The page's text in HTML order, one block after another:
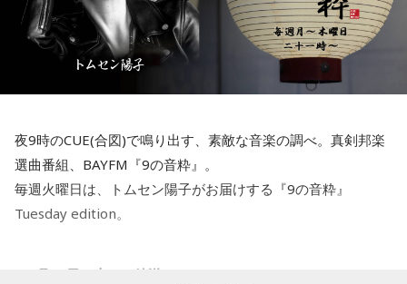
甲斐みのりさんの新著「おやつがあれば、だいたいだいじょ
◆包み紙に宿る、日常の「ときめき」
甲斐さんにとって、お菓子の包み紙は単なる包装資材ではあ
りません。「世界を見ても、これほどにまで意匠を凝らして
夜9時のCUE(合図)で鳴り出す、素敵な音楽の調べ。真剣邦楽
選曲番組、BAYFM『9の音粋』。
毎週火曜日は、トムセン陽子がお届けする『9の音粋』
Tuesday edition。
＜6月16日（火）の放送＞